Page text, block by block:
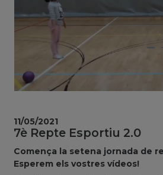
7è Repte Esportiu 2.0
Comença la setena jornada de
Esperem els vostres vídeos!
11/05/2021